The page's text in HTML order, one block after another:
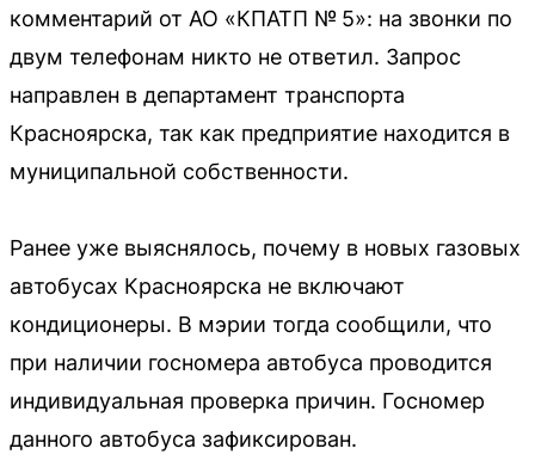
комментарий от АО «КПАТП № 5»: на звонки по
двум телефонам никто не ответил. Запрос
направлен в департамент транспорта
Красноярска, так как предприятие находится в
муниципальной собственности.
Ранее уже выяснялось, почему в новых газовых
автобусах Красноярска не включают
кондиционеры. В мэрии тогда сообщили, что
при наличии госномера автобуса проводится
индивидуальная проверка причин. Госномер
данного автобуса зафиксирован.